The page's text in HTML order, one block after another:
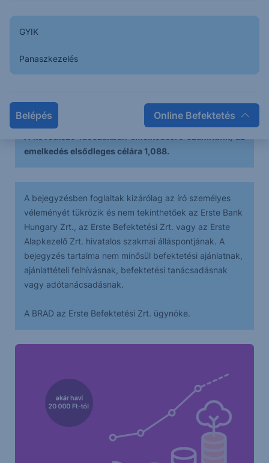
GYIK
Panaszkezelés
Belépés Online Befektetés
A 200 napos mozgóátlag alá került az árfolyam,
mely egyértelmű bearish jelzés.
Intraday idősíkokon eladási klimax alakult ki, így a
emelkedés elsődleges célára 1,088.
A bejegyzésben foglaltak kizárólag az író személyes
véleményét tükrözik és nem tekinthetőek az Erste Bank
Hungary Zrt., az Erste Befektetési Zrt. vagy az Erste
Alapkezelő Zrt. hivatalos szakmai álláspontjának. A
bejegyzés tartalma nem minősül befektetési ajánlatnak,
ajánlattételi felhívásnak, befektetési tanácsadásnak
vagy adótanácsadásnak.
A BRAD az Erste Befektetési Zrt. ügynöke.